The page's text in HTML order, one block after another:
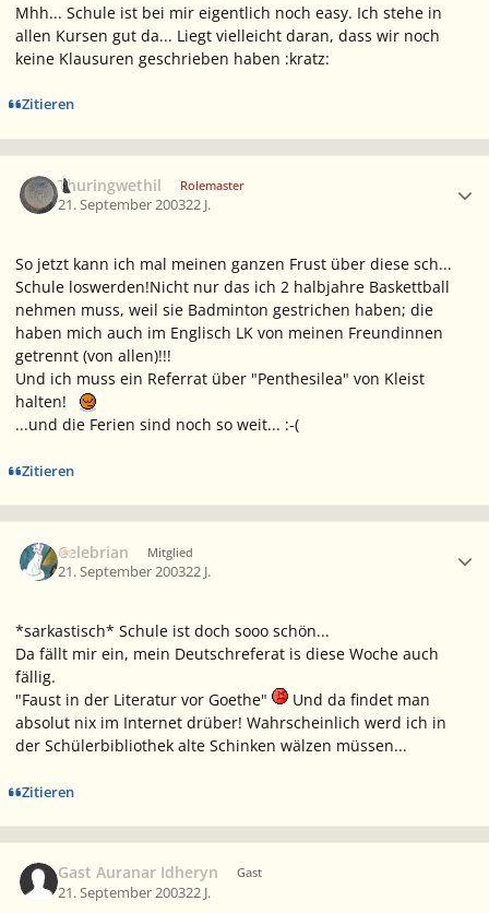
Mhh... Schule ist bei mir eigentlich noch easy. Ich stehe in
allen Kursen gut da... Liegt vielleicht daran, dass wir noch
keine Klausuren geschrieben haben :kratz:
Zitieren
Thuringwethil Rolemaster
21. September 200322 J.
So jetzt kann ich mal meinen ganzen Frust über diese sch...
Schule loswerden!Nicht nur das ich 2 halbjahre Baskettball
nehmen muss, weil sie Badminton gestrichen haben; die
haben mich auch im Englisch LK von meinen Freundinnen
getrennt (von allen)!!!
Und ich muss ein Referrat über "Penthesilea" von Kleist
halten!
...und die Ferien sind noch so weit... :-(
Zitieren
Celebrian Mitglied
21. September 200322 J.
*sarkastisch* Schule ist doch sooo schön...
Da fällt mir ein, mein Deutschreferat is diese Woche auch
fällig.
"Faust in der Literatur vor Goethe"
Und da findet man
absolut nix im Internet drüber! Wahrscheinlich werd ich in
der Schülerbibliothek alte Schinken wälzen müssen...
Zitieren
Gast Auranar Idheryn Gast
21. September 200322 J.